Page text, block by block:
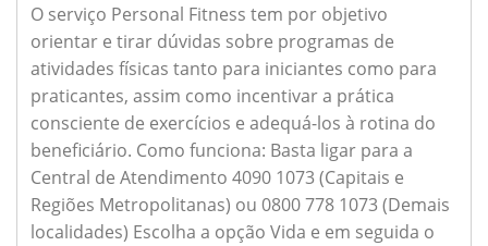
O serviço Personal Fitness tem por objetivo
orientar e tirar dúvidas sobre programas de
atividades físicas tanto para iniciantes como para
praticantes, assim como incentivar a prática
consciente de exercícios e adequá-los à rotina do
beneficiário. Como funciona: Basta ligar para a
Central de Atendimento 4090 1073 (Capitais e
Regiões Metropolitanas) ou 0800 778 1073 (Demais
localidades) Escolha a opção Vida e em seguida o